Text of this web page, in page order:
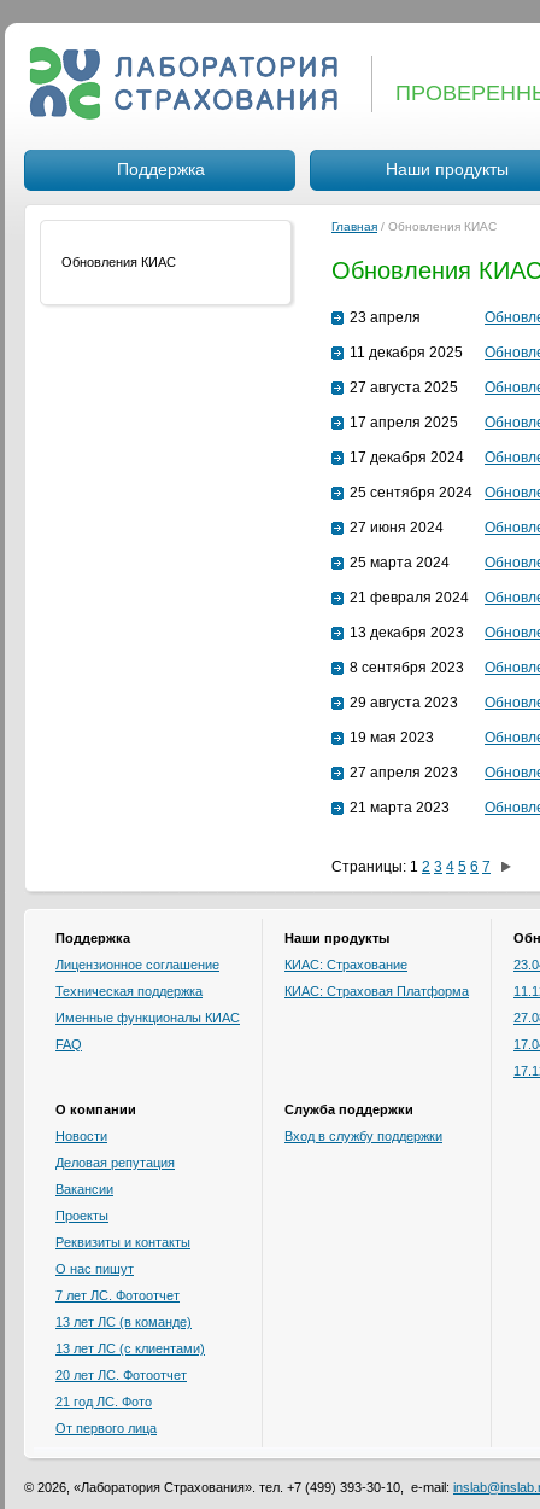
Поддержка Наши продукты
Обновления КИАС
Главная / Обновления КИАС
Обновления
23 апреля
11 декабря 2025
27 августа 2025
17 апреля 2025
17 декабря 2024
25 сентября 2024
27 июня 2024
25 марта 2024
21 февраля 2024
13 декабря 2023
8 сентября 2023
29 августа 2023
19 мая 2023
27 апреля 2023
21 марта 2023
Страницы: 1 2 3 4 5 6 7
Поддержка
Лицензионное соглашение
Техническая поддержка
Именные функционалы КИАС
FAQ
Наши продукты
КИАС: Страхование
КИАС: Страховая Платформа
О компании
Новости
Деловая репутация
Вакансии
Проекты
Реквизиты и контакты
О нас пишут
7 лет ЛС. Фотоотчет
13 лет ЛС (в команде)
13 лет ЛС (с клиентами)
20 лет ЛС. Фотоотчет
21 год ЛС. Фото
От первого лица
Служба поддержки
Вход в службу поддержки
© 2026, «Лаборатория Страхования». тел. +7 (499) 393-30-10, e-mail: